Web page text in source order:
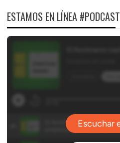
ESTAMOS EN LÍNEA #PODCAST